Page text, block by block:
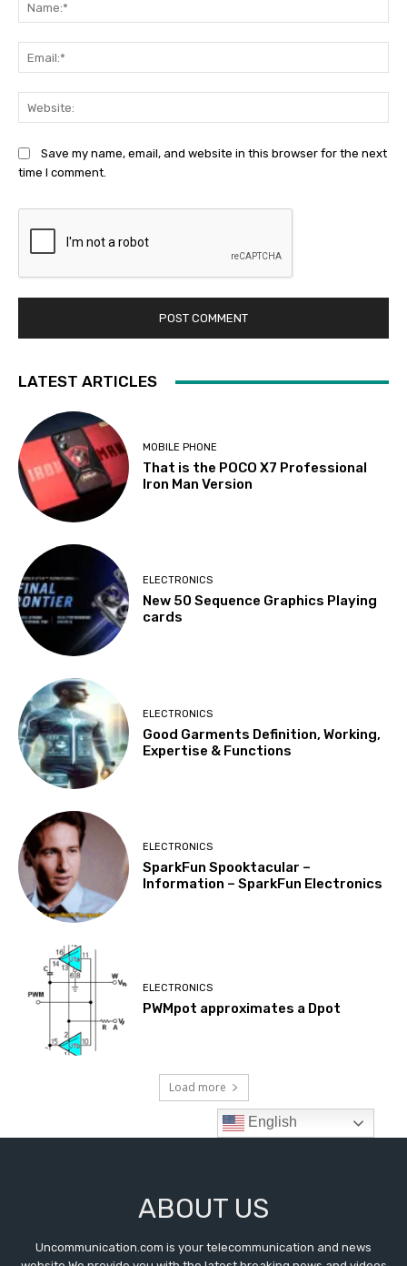
ABOUT US
Uncommunication.com is your telecommunication and news